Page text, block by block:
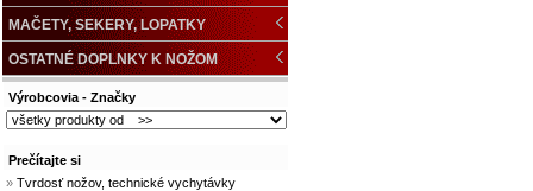
MAČETY, SEKERY, LOPATKY
OSTATNÉ DOPLNKY K NOŽOM
Výrobcovia - Značky
Prečítajte si
» Tvrdosť nožov, technické vychytávky